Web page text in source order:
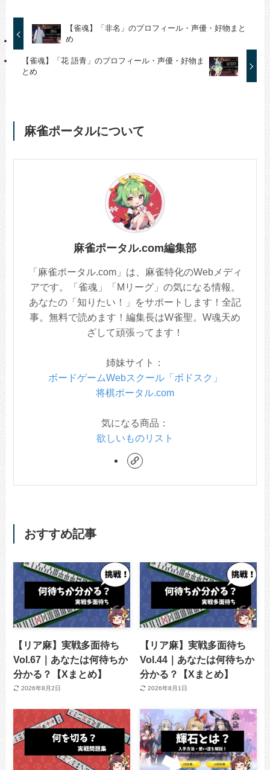
【雀魂】「非名」のプロフィール・声優・好物まと
め
【雀魂】「花 語青」のプロフィール・声優・好物ま
とめ
麻雀ポータルについて
麻雀ポータル.com編集部
「麻雀ポータル.com」は、麻雀特化のWebメディ
アです。「雀魂」「Mリーグ」の気になる情報。
あなたの「知りたい！」をサポートします！全記
事。無料で読めます！編集長はW雀聖。W魂天め
ざして頑張ってます！
姉妹サイト：
ボードゲームWebスクール「ボドスク」
将棋ポータル.com
気になる商品：
欲しいものリスト
おすすめ記事
【リア麻】実戦多面待ち
Vol.67｜あなたは何待ちか
分かる？【Xまとめ】
2026年8月2日
【リア麻】実戦多面待ち
Vol.44｜あなたは何待ちか
分かる？【Xまとめ】
2026年8月1日